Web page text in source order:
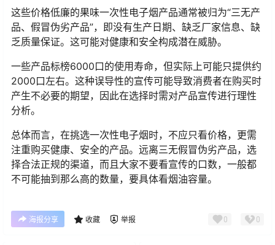
这些价格低廉的果味一次性电子烟产品通常被归为“三无产
品、假冒伪劣产品”，即没有生产日期、缺乏厂家信息、缺
乏质量保证。这可能对健康和安全构成潜在威胁。
一些产品标榜6000口的使用寿命，但实际上可能只提供约
2000口左右。这种误导性的宣传可能导致消费者在购买时
产生不必要的期望，因此在选择时需对产品宣传进行理性
分析。
总体而言，在挑选一次性电子烟时，不应只看价格，更需
注重购买健康、安全的产品。远离三无假冒伪劣产品，选
择合法正规的渠道，而且大家不要看宣传的口数，一般都
不可能抽到那么高的数量，要具体看烟油容量。
海报分享 收藏 举报 0 0